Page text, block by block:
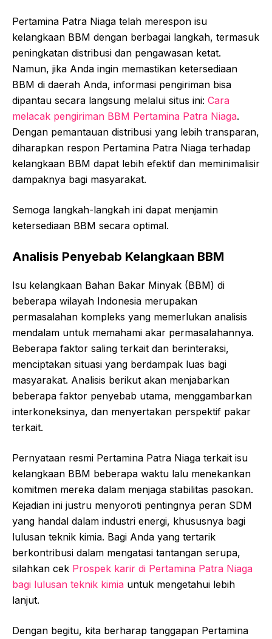
Pertamina Patra Niaga telah merespon isu
kelangkaan BBM dengan berbagai langkah, termasuk
peningkatan distribusi dan pengawasan ketat.
Namun, jika Anda ingin memastikan ketersediaan
BBM di daerah Anda, informasi pengiriman bisa
dipantau secara langsung melalui situs ini: Cara
melacak pengiriman BBM Pertamina Patra Niaga.
Dengan pemantauan distribusi yang lebih transparan,
diharapkan respon Pertamina Patra Niaga terhadap
kelangkaan BBM dapat lebih efektif dan meminimalisir
dampaknya bagi masyarakat.
Semoga langkah-langkah ini dapat menjamin
ketersediaan BBM secara optimal.
Analisis Penyebab Kelangkaan BBM
Isu kelangkaan Bahan Bakar Minyak (BBM) di
beberapa wilayah Indonesia merupakan
permasalahan kompleks yang memerlukan analisis
mendalam untuk memahami akar permasalahannya.
Beberapa faktor saling terkait dan berinteraksi,
menciptakan situasi yang berdampak luas bagi
masyarakat. Analisis berikut akan menjabarkan
beberapa faktor penyebab utama, menggambarkan
interkoneksinya, dan menyertakan perspektif pakar
terkait.
Pernyataan resmi Pertamina Patra Niaga terkait isu
kelangkaan BBM beberapa waktu lalu menekankan
komitmen mereka dalam menjaga stabilitas pasokan.
Kejadian ini justru menyoroti pentingnya peran SDM
yang handal dalam industri energi, khususnya bagi
lulusan teknik kimia. Bagi Anda yang tertarik
berkontribusi dalam mengatasi tantangan serupa,
silahkan cek Prospek karir di Pertamina Patra Niaga
bagi lulusan teknik kimia untuk mengetahui lebih
lanjut.
Dengan begitu, kita berharap tanggapan Pertamina